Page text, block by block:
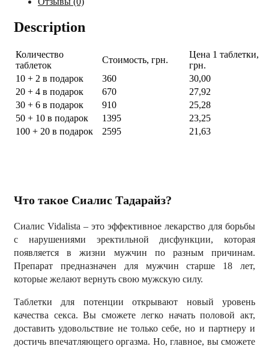
Description
Количество
таблеток
Стоимость, грн.
Цена 1 таблетки,
грн.
10 + 2 в подарок
360
30,00
20 + 4 в подарок
670
27,92
30 + 6 в подарок
910
25,28
50 + 10 в подарок
1395
23,25
100 + 20 в подарок
2595 21,63
Что такое Сиалис Тадарайз?
Сиалис Vidalista – это эффективное лекарство для борьбы
с нарушениями эректильной дисфункции, которая
появляется в жизни мужчин по разным причинам.
Препарат предназначен для мужчин старше 18 лет,
которые желают вернуть свою мужскую силу.
Таблетки для потенции открывают новый уровень
качества секса. Вы сможете легко начать половой акт,
доставить удовольствие не только себе, но и партнеру и
достичь впечатляющего оргазма. Но, главное, вы сможете